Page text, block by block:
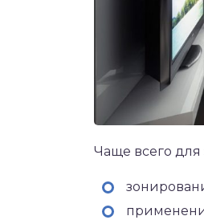
Чаще всего